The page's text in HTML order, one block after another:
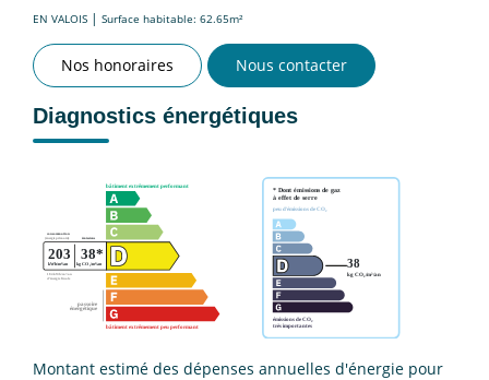
EN VALOIS | Surface habitable: 62.65m²
Nos honoraires Nous contacter
Diagnostics énergétiques
Montant estimé des dépenses annuelles d'énergie pour